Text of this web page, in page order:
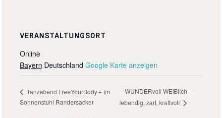
VERANSTALTUNGSORT
Online
Bayern Deutschland Google Karte anzeigen
Tanzabend FreeYourBody – im
Sonnenstuhl Randersacker
WUNDERvoll WEIBlich –
lebendig, zart, kraftvoll